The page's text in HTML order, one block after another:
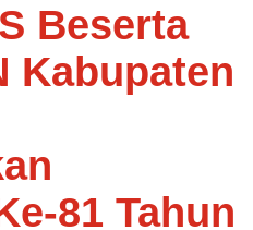
Beserta
Kabupaten
81 Tahun